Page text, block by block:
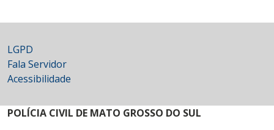
LGPD
Fala Servidor
Acessibilidade
POLÍCIA CIVIL DE MATO GROSSO DO SUL